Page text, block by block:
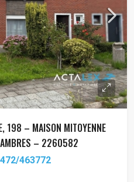
198 – MAISON MITOYENNE
– 2260582
463772